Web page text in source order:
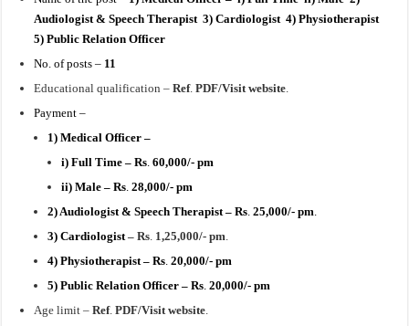
Audiologist & Speech Therapist 3) Cardiologist 4) Physiotherapist
5) Public Relation Officer
No. of posts – 11
Educational qualification –Ref. PDF/Visit website
Payment –
1) Medical Officer –
i) Full Time – Rs 60,000/- pm
ii) Male – Rs 28,000/- pm
2) Audiologist & Speech Therapist –Rs 25,000/- pm
3) Cardiologist – Rs 1,25,000/- pm
4) Physiotherapist –Rs 20,000/- pm
5) Public Relation Officer –Rs 20,000/- pm
Age limit –Ref.PDF/Visit website